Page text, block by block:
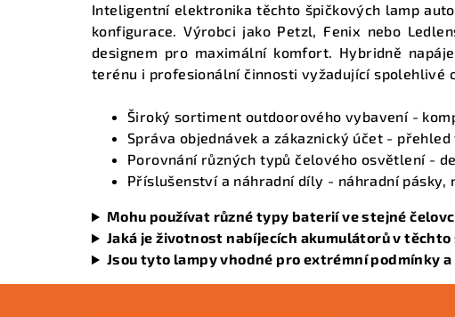
Inteligentní elektronika těchto špičkových lamp
konfigurace. Výrobci jako Petzl, Fenix nebo
designem pro maximální komfort. Hybridně
terénu i profesionální činnosti vyžadující spolehlivé
Široký sortiment outdoorového vybavení-
Správa objednávek a zákaznický účet - přehled
Porovnání různých typů čelového osvětlení-
Příslušenství a náhradní díly - náhradní pásky,
Mohu používat různé typy baterií ve stejné
Jaká je životnost nabíjecích akumulátorů v
Jsou tyto lampy vhodné pro extrémní podmínky